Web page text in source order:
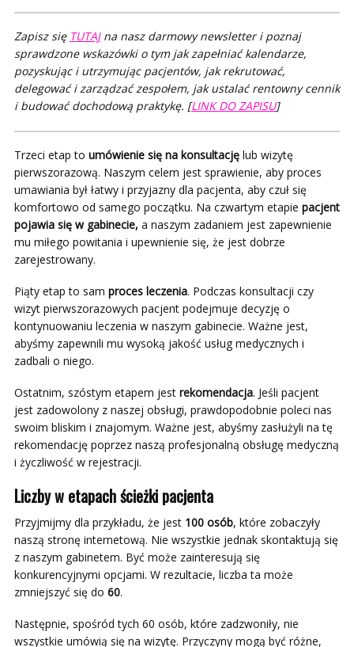
Zapisz się TUTAJna nasz darmowy newsletter i poznaj
sprawdzone wskazówki o tym jak zapełniać kalendarze,
pozyskując i utrzymując pacjentów, jak rekrutować,
delegować i zarządzać zespołem, jak ustalać rentowny cennik
i budować dochodową praktykę. [LINK DO ZAPISU]
Trzeci etap to umówienie się na konsultację lub wizytę
pierwszorazową. Naszym celem jest sprawienie, aby proces
umawiania był łatwy i przyjazny dla pacjenta, aby czuł się
komfortowo od samego początku. Na czwartym etapie pacjent
pojawia się w gabinecie, a naszym zadaniem jest zapewnienie
mu miłego powitania i upewnienie się, że jest dobrze
zarejestrowany.
Piąty etap to sam proces leczenia. Podczas konsultacji czy
wizyt pierwszorazowych pacjent podejmuje decyzję o
kontynuowaniu leczenia w naszym gabinecie. Ważne jest,
abyśmy zapewnili mu wysoką jakość usług medycznych i
zadbali o niego.
Ostatnim, szóstym etapem jest rekomendacja. Jeśli pacjent
jest zadowolony z naszej obsługi, prawdopodobnie poleci nas
swoim bliskim i znajomym. Ważne jest, abyśmy zasłużyli na tę
rekomendację poprzez naszą profesjonalną obsługę medyczną
i życzliwość w rejestracji.
Liczby w etapach ścieżki pacjenta
Przyjmijmy dla przykładu, że jest 100 osób, które zobaczyły
naszą stronę internetową. Nie wszystkie jednak skontaktują się
z naszym gabinetem. Być może zainteresują się
konkurencyjnymi opcjami. W rezultacie, liczba ta może
zmniejszyć się do 60.
Następnie, spośród tych 60 osób, które zadzwoniły, nie
wszystkie umówią się na wizytę. Przyczyny mogą być różne,